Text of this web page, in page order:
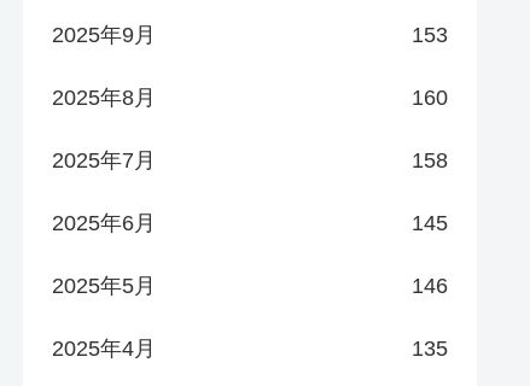
2025年9月 153
2025年8月 160
2025年7月 158
2025年6月 145
2025年5月 146
2025年4月 135